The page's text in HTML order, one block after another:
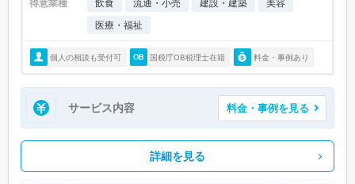
得意業種 飲食 流通・小売 建設・建築
美容
医療・福祉
個人の相談も受付可 国税庁OB税理士在籍 料金・事例あり
サービス内容 料金・事例を見る
詳細を見る